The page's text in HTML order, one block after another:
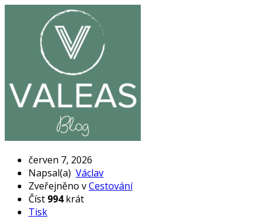
červen 7, 2026
Napsal(a) Václav
Zveřejněno vCestování
Číst 994krát
Tisk